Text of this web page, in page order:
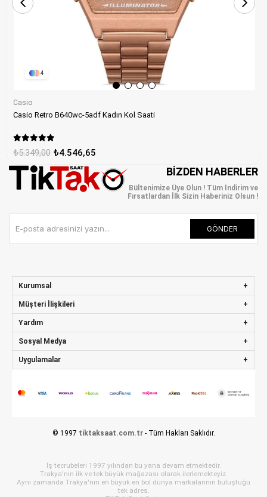
4
Casio
Casio Retro B640wc-5adf Kadın Kol Saati
₺4.546,65
₺5.349,00
BIZDEN HABERLER
Bültenimize Üye Olun ! Tüm İndirim ve
Fırsatlardan İlk Sizin Haberiniz Olsun !
GÖNDER
Kurumsal
Müşteri İlişkileri
Yardım
Sosyal Medya
Uygulamalar
© 1997 tiktaksaat.com.tr - Tüm Hakları Saklıdır.
İş tecrubeleri 1997 yılından bu yana devam etmektedir.
Trakya'nın ilk ve tek büyük mağazası olarak ilerlemekteyiz.
Aynı zamanda Trakya'nın en büyük en bol dünya markalarının buluştuğu
tek adres.